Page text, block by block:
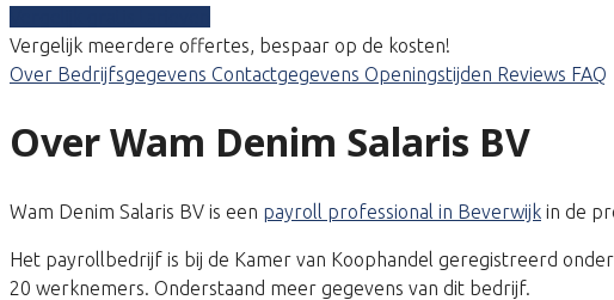
Vergelijk meerdere offertes, bespaar op de kosten!
Over Bedrijfsgegevens Contactgegevens Openingstijden Reviews FAQ
Over Wam Denim Salaris BV
Wam Denim Salaris BV is een payroll professional in Beverwijk in de
Het payrollbedrijf is bij de Kamer van Koophandel geregistreerd
20 werknemers. Onderstaand meer gegevens van dit bedrijf.